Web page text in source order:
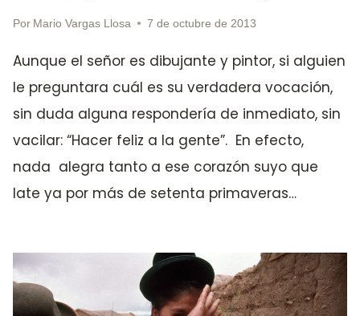
Por Mario Vargas Llosa 7 de octubre de 2013
Aunque el señor es dibujante y pintor, si alguien
le preguntara cuál es su verdadera vocación,
sin duda alguna respondería de inmediato, sin
vacilar: “Hacer feliz a la gente”. En efecto,
nada alegra tanto a ese corazón suyo que
late ya por más de setenta primaveras…